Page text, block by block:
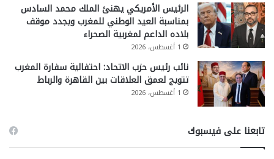
الرئيس الأمريكي يهنئ الملك محمد السادس
بمناسبة العيد الوطني للمغرب ويجدد موقف
بلاده الداعم لمغربية الصحراء
1 أغسطس، 2026
نائب رئيس حزب الاتحاد: احتفالية سفارة المغرب
تتويج لعمق العلاقات بين القاهرة والرباط
1 أغسطس، 2026
تابعنا على فيسبوك